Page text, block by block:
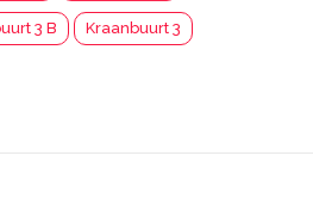
3 B Kraanbuurt 3